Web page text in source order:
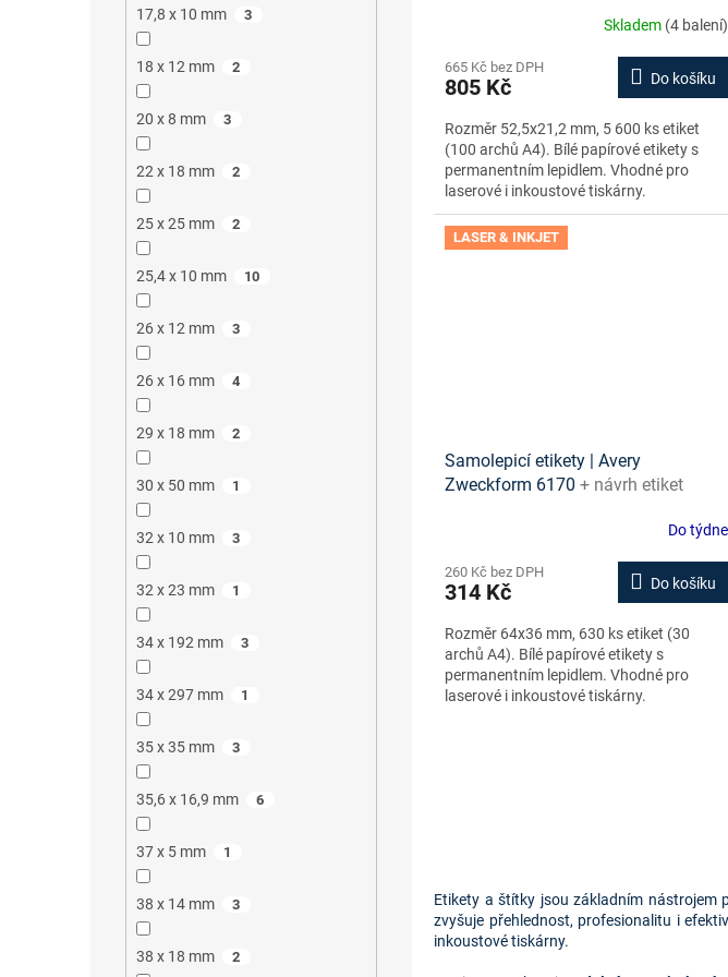
17,8 x 10 mm 3
18 x 12 mm 2
20 x 8 mm 3
22 x 18 mm 2
25 x 25 mm 2
25,4 x 10 mm 10
26 x 12 mm 3
26 x 16 mm 4
29 x 18 mm 2
30 x 50 mm 1
32 x 10 mm 3
32 x 23 mm 1
34 x 192 mm 3
34 x 297 mm 1
35 x 35 mm 3
35,6 x 16,9 mm 6
37 x 5 mm 1
38 x 14 mm 3
38 x 18 mm 2
Skladem (4 balení)
665 Kč bez DPH
805 Kč Do košíku
Rozměr 52,5x21,2 mm, 5 600 ks etiket
(100 archů A4). Bílé papírové etikety s
permanentním lepidlem. Vhodné pro
laserové i inkoustové tiskárny.
LASER & INKJET
Samolepicí etikety | Avery
Zweckform 6170 + návrh etiket
Do týdne
260 Kč bez DPH
314 Kč Do košíku
Rozměr 64x36 mm, 630 ks etiket (30
archů A4). Bílé papírové etikety s
permanentním lepidlem. Vhodné pro
laserové i inkoustové tiskárny.
Etikety a štítky jsou základním nástrojem
zvyšuje přehlednost, profesionalitu i
inkoustové tiskárny.